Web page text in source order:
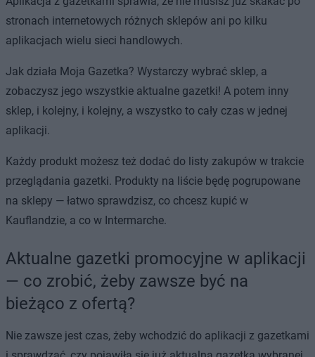
stronach internetowych różnych sklepów ani po kilku
aplikacjach wielu sieci handlowych.
Jak działa Moja Gazetka? Wystarczy wybrać sklep, a
zobaczysz jego wszystkie aktualne gazetki! A potem inny
sklep, i kolejny, i kolejny, a wszystko to cały czas w jednej
aplikacji.
Każdy produkt możesz też dodać do listy zakupów w trakcie
przeglądania gazetki. Produkty na liście będę pogrupowane
na sklepy — łatwo sprawdzisz, co chcesz kupić w
Kauflandzie, a co w Intermarche.
Aktualne gazetki promocyjne w aplikacji
— co zrobić, żeby zawsze być na
bieżąco z ofertą?
Nie zawsze jest czas, żeby wchodzić do aplikacji z gazetkami